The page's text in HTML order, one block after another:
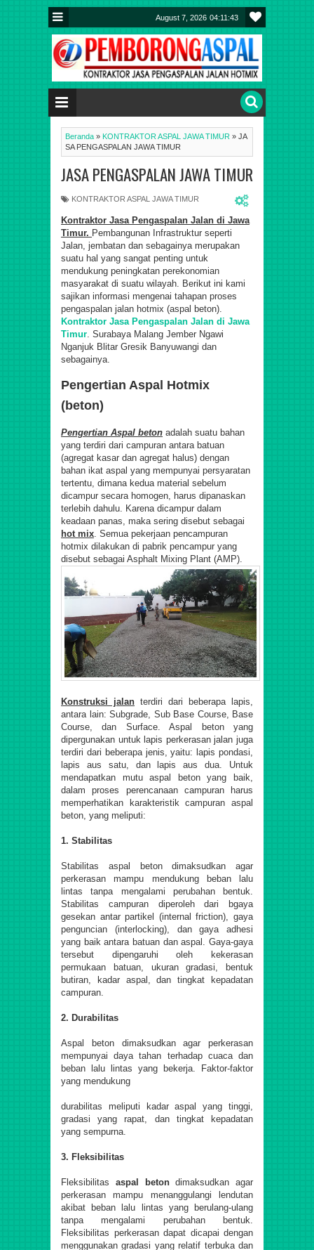
August 7, 2026 04:11:45
Beranda » KONTRAKTOR ASPAL JAWA TIMUR » JA
SA PENGASPALAN JAWA TIMUR
JASA PENGASPALAN JAWA TIMUR
KONTRAKTOR ASPAL JAWA TIMUR
Kontraktor Jasa Pengaspalan Jalan di Jawa
Timur. Pembangunan Infrastruktur seperti
Jalan, jembatan dan sebagainya merupakan
suatu hal yang sangat penting untuk
mendukung peningkatan perekonomian
masyarakat di suatu wilayah. Berikut ini kami
sajikan informasi mengenai tahapan proses
pengaspalan jalan hotmix (aspal beton).
Kontraktor Jasa Pengaspalan Jalan di Jawa
Timur. Surabaya Malang Jember Ngawi
Nganjuk Blitar Gresik Banyuwangi dan
sebagainya.
Pengertian Aspal Hotmix
(beton)
Pengertian Aspal beton adalah suatu bahan
yang terdiri dari campuran antara batuan
(agregat kasar dan agregat halus) dengan
bahan ikat aspal yang mempunyai persyaratan
tertentu, dimana kedua material sebelum
dicampur secara homogen, harus dipanaskan
terlebih dahulu. Karena dicampur dalam
keadaan panas, maka sering disebut sebagai
hot mix. Semua pekerjaan pencampuran
hotmix dilakukan di pabrik pencampur yang
disebut sebagai Asphalt Mixing Plant (AMP).
Konstruksi jalan terdiri dari beberapa lapis,
antara lain: Subgrade, Sub Base Course, Base
Course, dan Surface. Aspal beton yang
dipergunakan untuk lapis perkerasan jalan juga
terdiri dari beberapa jenis, yaitu: lapis pondasi,
lapis aus satu, dan lapis aus dua. Untuk
mendapatkan mutu aspal beton yang baik,
dalam proses perencanaan campuran harus
memperhatikan karakteristik campuran aspal
beton, yang meliputi:
1. Stabilitas
Stabilitas aspal beton dimaksudkan agar
perkerasan mampu mendukung beban lalu
lintas tanpa mengalami perubahan bentuk.
Stabilitas campuran diperoleh dari bgaya
gesekan antar partikel (internal friction), gaya
penguncian (interlocking), dan gaya adhesi
yang baik antara batuan dan aspal. Gaya-gaya
tersebut dipengaruhi oleh kekerasan
permukaan batuan, ukuran gradasi, bentuk
butiran, kadar aspal, dan tingkat kepadatan
campuran.
2. Durabilitas
Aspal beton dimaksudkan agar perkerasan
mempunyai daya tahan terhadap cuaca dan
beban lalu lintas yang bekerja. Faktor-faktor
yang mendukung
durabilitas meliputi kadar aspal yang tinggi,
gradasi yang rapat, dan tingkat kepadatan
yang sempurna.
3. Fleksibilitas
Fleksibilitas aspal betondimaksudkan agar
perkerasan mampu menanggulangi lendutan
akibat beban lalu lintas yang berulang-ulang
tanpa mengalami perubahan bentuk.
Fleksibilitas perkerasan dapat dicapai dengan
menggunakan gradasi yang relatif terbuka dan